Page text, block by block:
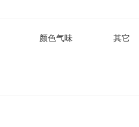
颜色气味 其它